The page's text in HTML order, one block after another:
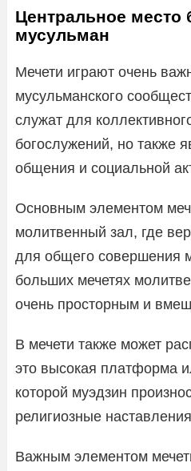
Центральное место
мусульман
Мечети играют очень
мусульманского
служат для
богослужений, но также
общения и социальной
Основным элементом
молитвенный зал, где
для общего совершения
больших мечетях
очень просторным и
В мечети также может
это высокая платформа
которой муэдзин
религиозные
Важным элементом